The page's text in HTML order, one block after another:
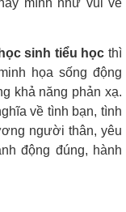
mình như vui vẻ
sinh tiểu học thì
họa sống động
khả năng phản xạ.
về tình bạn, tình
người thân, yêu
động đúng, hành